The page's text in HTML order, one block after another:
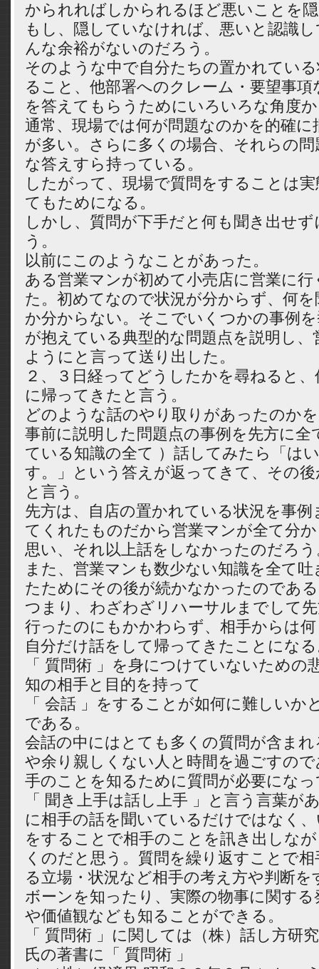
かられればしかられるほど悪いことを
もし、隠していなければ、悪いと認識
んな余裕がないのだろう。
そのような中で自分たちの置かれてい
ること、他部署へのクレーム・要望事
を答えてもらうためにいろいろな角度
通常、現場では何が問題なのかを的確
が多い。さらに多くの場合、それらの
な答えすら持っている。
したがって、現場で質問をすることは
てもためになる。
しかし、質問が下手だと何も聞き出せ
う。
以前にこのようなことがあった。
ある営業マンが初めて小売店に営業に
た。初めてなので状況が分からず、何
か分からない。そこでいくつかの事例
が抱えている典型的な問題点を説明し
ようにと言って送り出した。
２、３日経ってどうしたかを尋ねると
に帰ってきたと言う。
どのような話のやり取りがあったのか
事前に説明した問題点の事例を先方に全
ている知識の全て ）話してみたら「は
す。」という答えが返ってきて、その
と言う。
先方は、自店の置かれている状況を事
てくれたものだから営業マンが全て分
思い、それ以上話をしなかったのだろう
また、営業マンも数少ない知識を全て
たためにその後が続かなかったのであ
つまり、わざわざリハーサルまでして
行ったのにもかかわらず、相手からは
自分だけ話をして帰ってきたことにな
「 質問術 」を身につけていないための
知の相手と目的を持って
「 会話 」をすることが如何に難しいか
である。
会話の中にはとても多くの質問が含ま
や余り親しくない人と時間を過ごすの
手のことを知るために質問が必要にな
「 聞き上手は話し上手 」と言う言葉が
に相手の話を聞いているだけではなく
をすることで相手のことを訊き出しな
くのだと思う。質問を繰り返すことで
る立場・状況など相手の考え方や判断
ボーンを知ったり、実際の物事に関す
や価値観なども知ることができる。
「 質問術 」に関しては（株）話し方研
氏の著書に「 質問術 」